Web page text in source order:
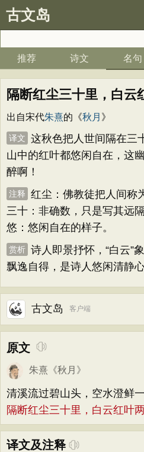
古文岛
推荐 诗文 名句
隔断红尘三十里，白云
出自宋代朱熹的《秋月 》
译文
这秋色把人世间隔在三
山中的红叶都悠闲自在，这
醉啊！
注释
红尘：佛教徒把人间称
三十：非确数，只是写其远
悠：悠闲自在的样子。
赏析 诗人即景抒怀，“白云”
飘逸自得，是诗人悠闲清静
古文岛 客户端
原文
朱熹 《秋月 》
清溪流过碧山头，空水澄鲜一
隔断红尘三十里，白云红叶两
译文及注释